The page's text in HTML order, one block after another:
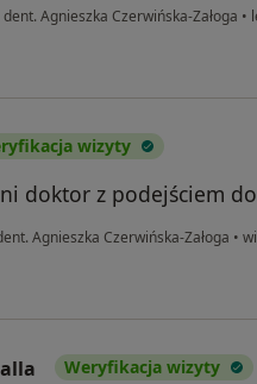
dent. Agnieszka Czerwińska-Załoga •
wizyty
doktor z podejściem
Agnieszka Czerwińska-Załoga •
Weryfikacja wizyty